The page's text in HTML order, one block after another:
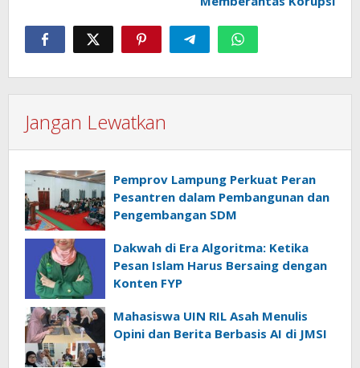
Jangan Lewatkan
Pemprov Lampung Perkuat Peran
Pesantren dalam Pembangunan dan
Pengembangan SDM
Dakwah di Era Algoritma: Ketika
Pesan Islam Harus Bersaing dengan
Konten FYP
Mahasiswa UIN RIL Asah Menulis
Opini dan Berita Berbasis AI di JMSI